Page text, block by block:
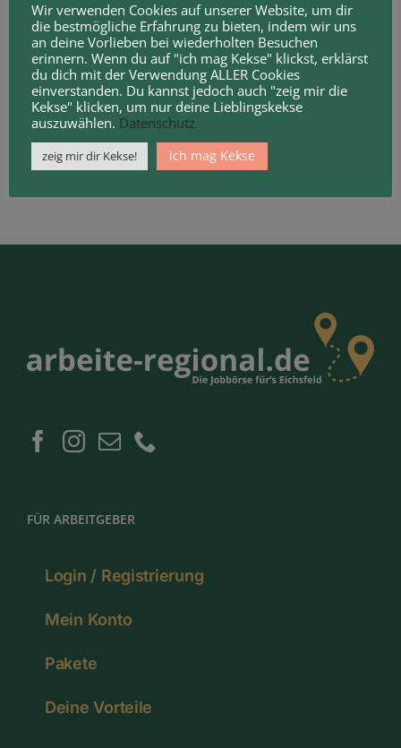
Sie sich mit unserenGeschäftsbedingungenund
Datenschutzbestimmungen einverstanden.
FÜR ARBEITGEBER
Login / Registrierung
Mein Konto
Pakete
Deine Vorteile
Wir verwenden Cookies auf unserer Website, um dir
die bestmögliche Erfahrung zu bieten, indem wir uns
an deine Vorlieben bei wiederholten Besuchen
erinnern. Wenn du auf "ich mag Kekse" klickst, erklärst
du dich mit der Verwendung ALLER Cookies
einverstanden. Du kannst jedoch auch "zeig mir die
Kekse" klicken, um nur deine Lieblingskekse
auszuwählen. Datenschutz
zeig mir dir Kekse! ich mag Kekse